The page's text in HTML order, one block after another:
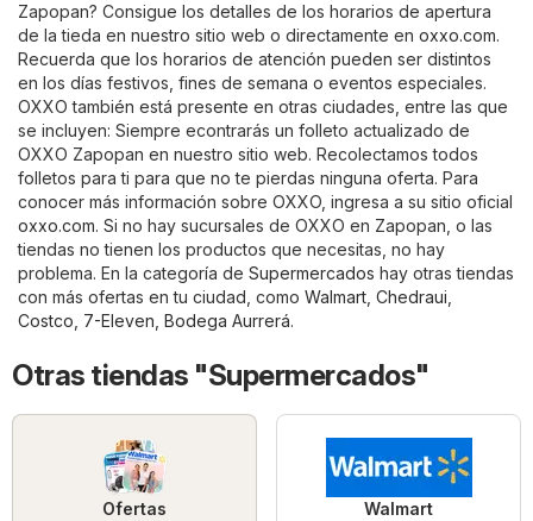
Zapopan? Consigue los detalles de los horarios de apertura
de la tieda en nuestro sitio web o directamente en oxxo.com.
Recuerda que los horarios de atención pueden ser distintos
en los días festivos, fines de semana o eventos especiales.
OXXO también está presente en otras ciudades, entre las que
se incluyen: Siempre econtrarás un folleto actualizado de
OXXO Zapopan en nuestro sitio web. Recolectamos todos
folletos para ti para que no te pierdas ninguna oferta. Para
conocer más información sobre OXXO, ingresa a su sitio oficial
oxxo.com. Si no hay sucursales de OXXO en Zapopan, o las
tiendas no tienen los productos que necesitas, no hay
problema. En la categoría de Supermercados hay otras tiendas
con más ofertas en tu ciudad, como Walmart Chedraui
Costco 7-Eleven Bodega Aurrerá.
Otras tiendas "Supermercados"
Ofertas Walmart